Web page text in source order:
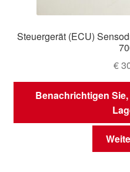
Steuergerät (ECU)
€
Benachrichtigen